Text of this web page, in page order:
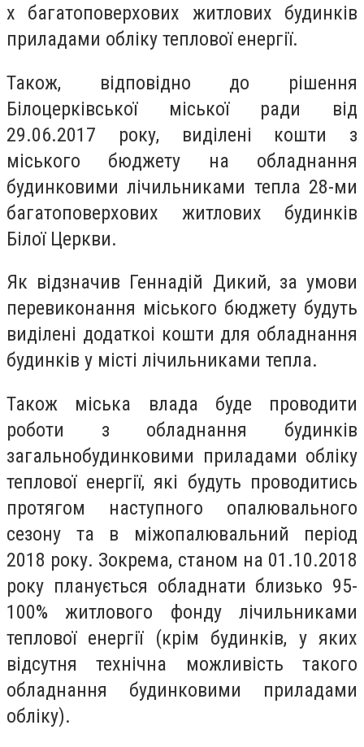
х багатоповерхових житлових будинків
приладами обліку теплової енергії.
Також, відповідно до рішення
Білоцерківської міської ради від
29.06.2017 року, виділені кошти з
міського бюджету на обладнання
будинковими лічильниками тепла 28-ми
багатоповерхових житлових будинків
Білої Церкви.
Як відзначив Геннадій Дикий, за умови
перевиконання міського бюджету будуть
виділені додаткоі кошти для обладнання
будинків у місті лічильниками тепла.
Також міська влада буде проводити
роботи з обладнання будинків
загальнобудинковими приладами обліку
теплової енергії, які будуть проводитись
протягом наступного опалювального
сезону та в міжопалювальний період
2018 року. Зокрема, станом на 01.10.2018
року планується обладнати близько 95-
100% житлового фонду лічильниками
теплової енергії (крім будинків, у яких
відсутня технічна можливість такого
обладнання будинковими приладами
обліку).